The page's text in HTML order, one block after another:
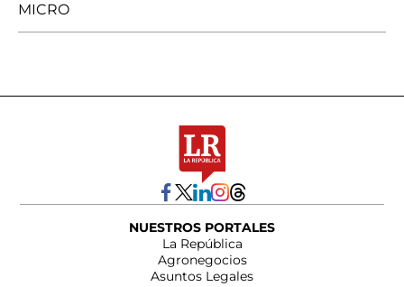
MICRO
NUESTROS PORTALES
La República
Agronegocios
Asuntos Legales